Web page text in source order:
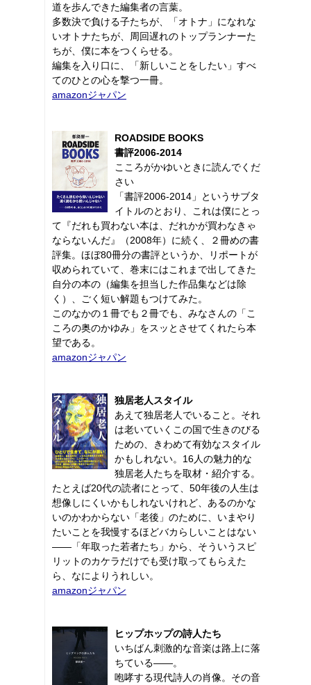
道を歩んできた編集者の言葉。
多数決で負ける子たちが、「オトナ」になれな
いオトナたちが、周回遅れのトップランナーた
ちが、僕に本をつくらせる。
編集を入り口に、「新しいことをしたい」すべ
てのひとの心を撃つ一冊。
amazonジャパン
ROADSIDE BOOKS
書評2006-2014
こころがかゆいときに読んでくだ
さい
「書評2006-2014」というサブタ
イトルのとおり、これは僕にとっ
て『だれも買わない本は、だれかが買わなきゃ
ならないんだ』（2008年）に続く、２冊めの書
評集。ほぼ80冊分の書評というか、リポートが
収められていて、巻末にはこれまで出してきた
自分の本の（編集を担当した作品集などは除
く）、ごく短い解題もつけてみた。
このなかの１冊でも２冊でも、みなさんの「こ
ころの奥のかゆみ」をスッとさせてくれたら本
望である。
amazonジャパン
独居老人スタイル
あえて独居老人でいること。それ
は老いていくこの国で生きのびる
ための、きわめて有効なスタイル
かもしれない。16人の魅力的な
独居老人たちを取材・紹介する。
たとえば20代の読者にとって、50年後の人生は
想像しにくいかもしれないけれど、あるのかな
いのかわからない「老後」のために、いまやり
たいことを我慢するほどバカらしいことはない
――「年取った若者たち」から、そういうスピ
リットのカケラだけでも受け取ってもらえた
ら、なによりうれしい。
amazonジャパン
ヒップホップの詩人たち
いちばん刺激的な音楽は路上に落
ちている――。
咆哮する現代詩人の肖像。その音